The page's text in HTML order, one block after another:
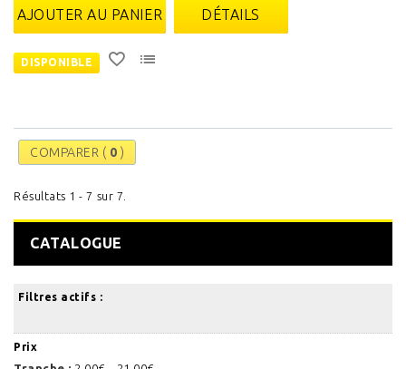
AJOUTER AU PANIER DÉTAILS
DISPONIBLE
COMPARER ( 0 )
Résultats 1 - 7 sur 7.
CATALOGUE
Filtres actifs :
Prix